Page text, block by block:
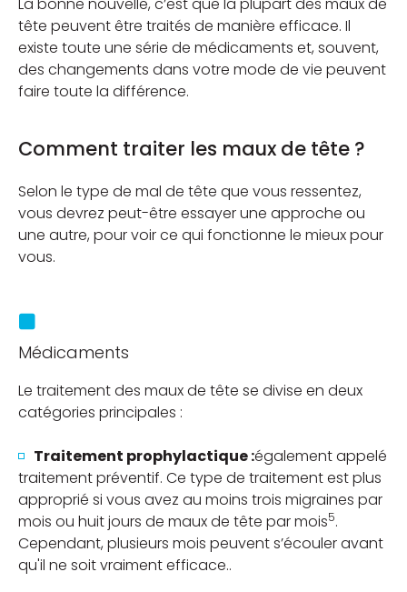
La bonne nouvelle, c’est que la plupart des maux de
tête peuvent être traités de manière efficace. Il
existe toute une série de médicaments et, souvent,
des changements dans votre mode de vie peuvent
faire toute la différence.
Comment traiter les maux de tête ?
Selon le type de mal de tête que vous ressentez,
vous devrez peut-être essayer une approche ou
une autre, pour voir ce qui fonctionne le mieux pour
vous.
Médicaments
Le traitement des maux de tête se divise en deux
catégories principales :
Traitement prophylactique :également appelé
traitement préventif. ​ Ce type de traitement est plus
approprié si vous avez au moins trois migraines par
mois ou huit jours de maux de tête par mois5.
Cependant, plusieurs mois peuvent s’écouler avant
qu'il ne soit vraiment efficace..